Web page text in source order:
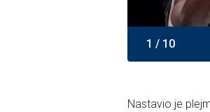
1 / 10
Nastavio je